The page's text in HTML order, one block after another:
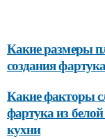
Какие размеры
создания
Какие факторы
фартука из
кухни